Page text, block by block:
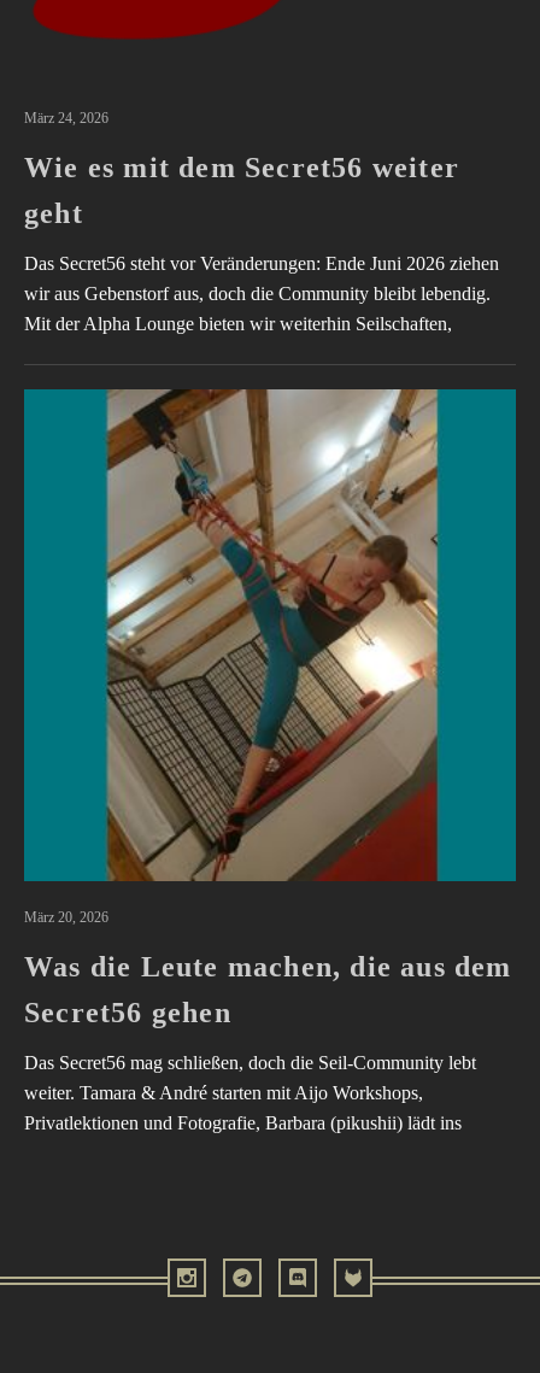
März 24, 2026
Wie es mit dem Secret56 weiter
geht
Das Secret56 steht vor Veränderungen: Ende Juni 2026 ziehen
wir aus Gebenstorf aus, doch die Community bleibt lebendig.
Mit der Alpha Lounge bieten wir weiterhin Seilschaften,
Suspensions – für alle, die ihre Skills gezielt ausbauen wollen.
März 20, 2026
Was die Leute machen, die aus dem
Secret56 gehen
Das Secret56 mag schließen, doch die Seil-Community lebt
weiter. Tamara & André starten mit Aijo Workshops,
Privatlektionen und Fotografie, Barbara (pikushii) lädt ins
auf alles, was kommt.